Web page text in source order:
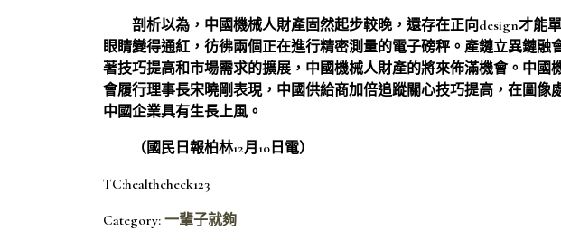
剖析以為，中國機械人財產固然起步較晚，還存在正向design才能
眼睛變得通紅，彷彿兩個正在進行精密測量的電子磅秤。產鏈立異鏈融
著技巧提高和市場需求的擴展，中國機械人財產的將來佈滿機會。中國
會履行理事長宋曉剛表現，中國供給商加倍追蹤關心技巧提高，在圖像
中國企業具有生長上風。
（國民日報柏林12月10日電）
TC:healthcheck123
Category: 一輩子就夠